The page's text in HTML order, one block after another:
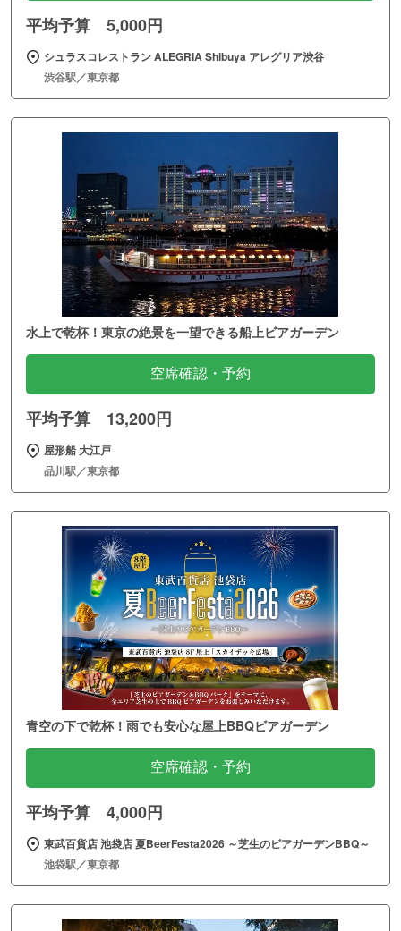
平均予算 5,000円
シュラスコレストラン ALEGRIA Shibuya アレグリア渋谷
渋谷駅／東京都
水上で乾杯！東京の絶景を一望できる船上ビアガーデン
空席確認・予約
平均予算 13,200円
屋形船 大江戸
品川駅／東京都
青空の下で乾杯！雨でも安心な屋上BBQビアガーデン
空席確認・予約
平均予算 4,000円
東武百貨店 池袋店 夏BeerFesta2026 ～芝生のビアガーデンBBQ～
池袋駅／東京都